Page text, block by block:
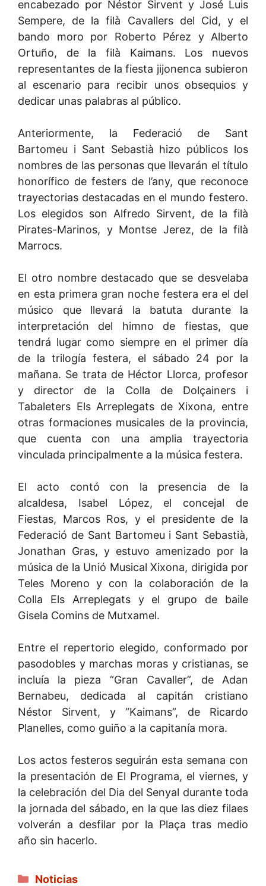
encabezado por Néstor Sirvent y José Luis
Sempere, de la filà Cavallers del Cid, y el
bando moro por Roberto Pérez y Alberto
Ortuño, de la filà Kaimans. Los nuevos
representantes de la fiesta jijonenca subieron
al escenario para recibir unos obsequios y
dedicar unas palabras al público.
Anteriormente, la Federació de Sant
Bartomeu i Sant Sebastià hizo públicos los
nombres de las personas que llevarán el título
honorífico de festers de l’any, que reconoce
trayectorias destacadas en el mundo festero.
Los elegidos son Alfredo Sirvent, de la filà
Pirates-Marinos, y Montse Jerez, de la filà
Marrocs.
El otro nombre destacado que se desvelaba
en esta primera gran noche festera era el del
músico que llevará la batuta durante la
interpretación del himno de fiestas, que
tendrá lugar como siempre en el primer día
de la trilogía festera, el sábado 24 por la
mañana. Se trata de Héctor Llorca, profesor
y director de la Colla de Dolçainers i
Tabaleters Els Arreplegats de Xixona, entre
otras formaciones musicales de la provincia,
que cuenta con una amplia trayectoria
vinculada principalmente a la música festera.
El acto contó con la presencia de la
alcaldesa, Isabel López, el concejal de
Fiestas, Marcos Ros, y el presidente de la
Federació de Sant Bartomeu i Sant Sebastià,
Jonathan Gras, y estuvo amenizado por la
música de la Unió Musical Xixona, dirigida por
Teles Moreno y con la colaboración de la
Colla Els Arreplegats y el grupo de baile
Gisela Comins de Mutxamel.
Entre el repertorio elegido, conformado por
pasodobles y marchas moras y cristianas, se
incluía la pieza “Gran Cavaller”, de Adan
Bernabeu, dedicada al capitán cristiano
Néstor Sirvent, y “Kaimans”, de Ricardo
Planelles, como guiño a la capitanía mora.
Los actos festeros seguirán esta semana con
la presentación de El Programa, el viernes, y
la celebración del Dia del Senyal durante toda
la jornada del sábado, en la que las diez filaes
volverán a desfilar por la Plaça tras medio
año sin hacerlo.
Categorías
Noticias